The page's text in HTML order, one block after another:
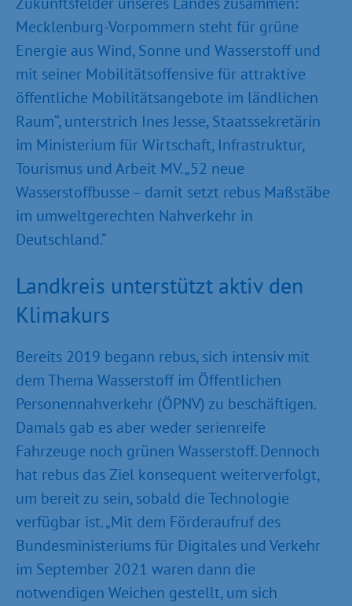
Mecklenburg-Vorpommern steht für grüne
Energie aus Wind, Sonne und Wasserstoff und
mit seiner Mobilitätsoffensive für attraktive
öffentliche Mobilitätsangebote im ländlichen
Raum“, unterstrich Ines Jesse, Staatssekretärin
im Ministerium für Wirtschaft, Infrastruktur,
Tourismus und Arbeit MV. „52 neue
Wasserstoffbusse – damit setzt rebus Maßstäbe
im umweltgerechten Nahverkehr in
Deutschland.“
Landkreis unterstützt aktiv den
Klimakurs
Bereits 2019 begann rebus, sich intensiv mit
dem Thema Wasserstoff im Öffentlichen
Personennahverkehr (ÖPNV) zu beschäftigen.
Damals gab es aber weder serienreife
Fahrzeuge noch grünen Wasserstoff. Dennoch
hat rebus das Ziel konsequent weiterverfolgt,
um bereit zu sein, sobald die Technologie
verfügbar ist. „Mit dem Förderaufruf des
Bundesministeriums für Digitales und Verkehr
im September 2021 waren dann die
notwendigen Weichen gestellt, um sich